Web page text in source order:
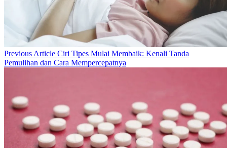
Previous Article Previous
Post:
Ciri Tipes Mulai Membaik: Kenali Tanda
Pemulihan dan Cara Mempercepatnya